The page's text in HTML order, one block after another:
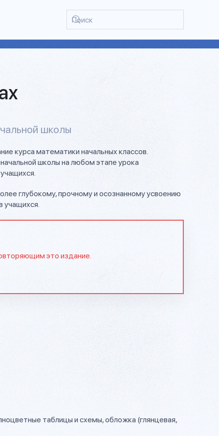
школы
курса математики начальных классов.
школы на любом этапе урока
глубокому, прочному и осознанному усвоению
учащихся.
это издание.
таблицы и схемы, обложка (глянцевая,